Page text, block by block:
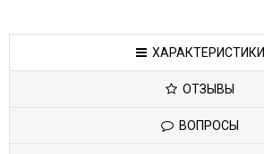
ХАРАКТЕРИСТИКИ
ОТЗЫВЫ
ВОПРОСЫ